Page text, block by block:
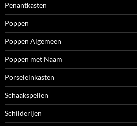
Penantkasten
Poppen
Poppen Algemeen
Poppen met Naam
Porseleinkasten
Schaakspellen
Schilderijen